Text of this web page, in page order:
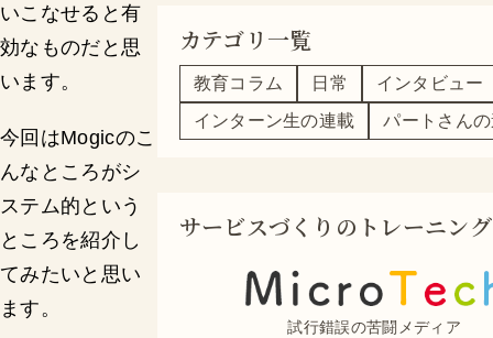
いこなせると有
効なものだと思
います。
今回はMogicのこ
んなところがシ
ステム的という
ところを紹介し
てみたいと思い
ます。
カテゴリ一覧
教育コラム 日常
インタビュー
インターン生の連載
パートさん
サービスづくりのトレーニング
試行錯誤の苦闘メディア